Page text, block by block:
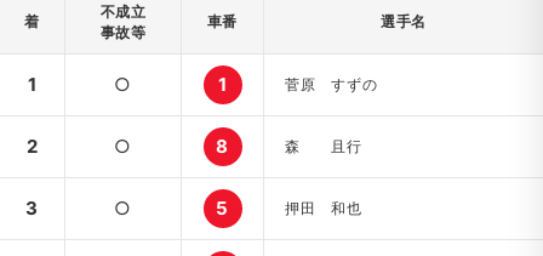
着
不成立
事故等
車番 選手名
1 ○ 1 菅原 すずの
2 ○ 8 森 且行
3 ○ 5 押田 和也